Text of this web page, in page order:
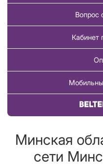
Вопрос
Кабинет
Минская
сети